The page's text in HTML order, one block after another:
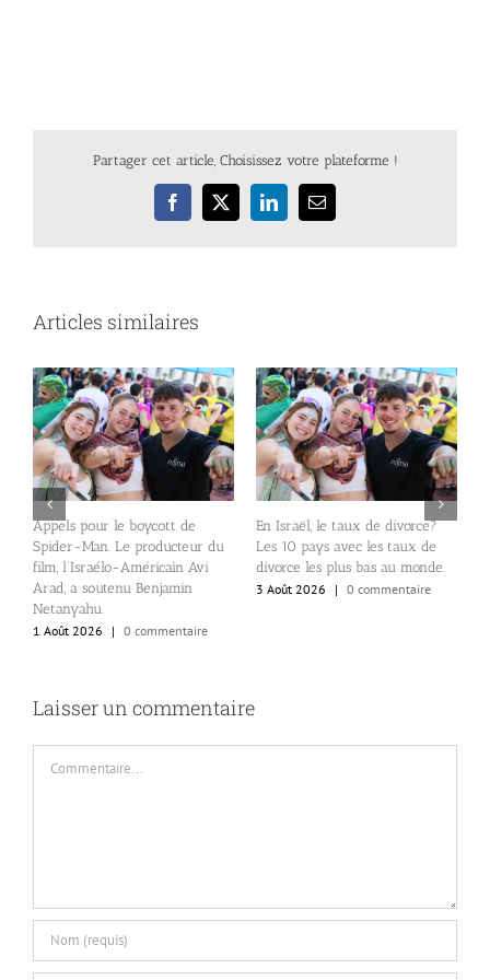
Partager cet article, Choisissez votre plateforme !
Facebook
X LinkedInEmail
Articles similaires
Appels pour le boycott de
Spider-Man. Le producteur du
film, l’Israélo-Américain Avi
Arad, a soutenu Benjamin
Netanyahu.
1 Août 2026
| 0 commentaire
En Israël, le taux de divorce?
Les 10 pays avec les taux de
divorce les plus bas au monde.
3 Août 2026
| 0 commentaire
Laisser un commentaire